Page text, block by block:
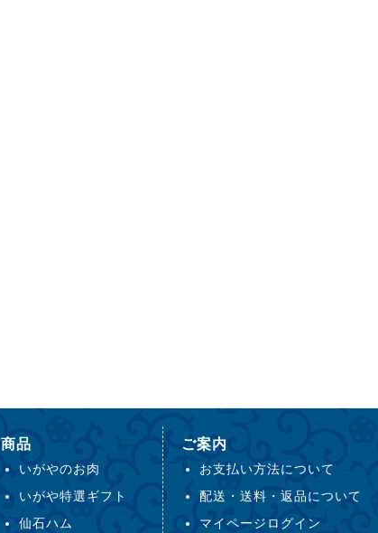
商品
いがやのお肉
いがや特選ギフト
仙石ハム
ご案内
お支払い方法について
配送・送料・返品について
マイページログイン